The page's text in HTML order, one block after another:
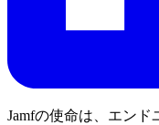
Jamfの使命は、エン